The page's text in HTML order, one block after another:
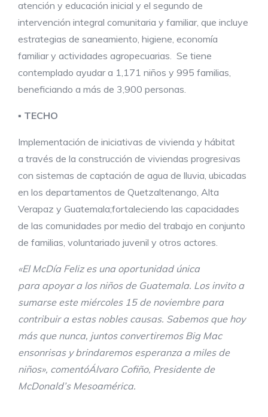
atención y educación inicial y el segundo de
intervención integral comunitaria y familiar, que incluye
estrategias de saneamiento, higiene, economía
familiar y actividades agropecuarias. Se tiene
contemplado ayudar a 1,171 niños y 995 familias,
beneficiando a más de 3,900 personas.
▪ TECHO
Implementación de iniciativas de vivienda y hábitat
a través de la construcción de viviendas progresivas
con sistemas de captación de agua de lluvia, ubicadas
en los departamentos de Quetzaltenango, Alta
Verapaz y Guatemala;fortaleciendo las capacidades
de las comunidades por medio del trabajo en conjunto
de familias, voluntariado juvenil y otros actores.
«El McDía Feliz es una oportunidad única
para apoyar a los niños de Guatemala. Los invito a
sumarse este miércoles 15 de noviembre para
contribuir a estas nobles causas. Sabemos que hoy
más que nunca, juntos convertiremos Big Mac
ensonrisas y brindaremos esperanza a miles de
niños», comentóÁlvaro Cofiño, Presidente de
McDonald’s Mesoamérica.